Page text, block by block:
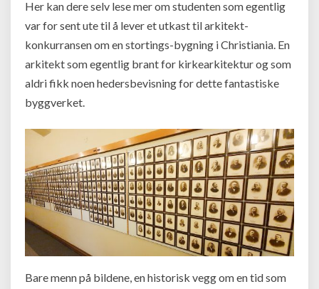
Her kan dere selv lese mer om studenten som egentlig
var for sent ute til å lever et utkast til arkitekt-
konkurransen om en stortings-bygning i Christiania. En
arkitekt som egentlig brant for kirkearkitektur og som
aldri fikk noen hedersbevisning for dette fantastiske
byggverket.
Bare menn på bildene, en historisk vegg om en tid som